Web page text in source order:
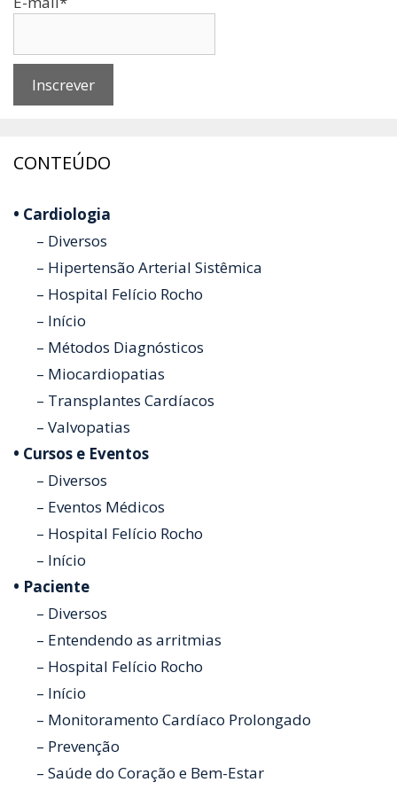
CONTEÚDO
• Cardiologia
– Diversos
– Hipertensão Arterial Sistêmica
– Hospital Felício Rocho
– Início
– Métodos Diagnósticos
– Miocardiopatias
– Transplantes Cardíacos
– Valvopatias
• Cursos e Eventos
– Diversos
– Eventos Médicos
– Hospital Felício Rocho
– Início
• Paciente
– Diversos
– Entendendo as arritmias
– Hospital Felício Rocho
– Início
– Monitoramento Cardíaco Prolongado
– Prevenção
– Saúde do Coração e Bem-Estar